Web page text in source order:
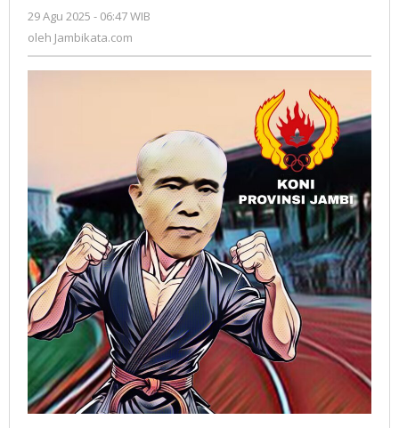
II
2025
29 Agu 2025 - 06:47 WIB
oleh Jambikata.com